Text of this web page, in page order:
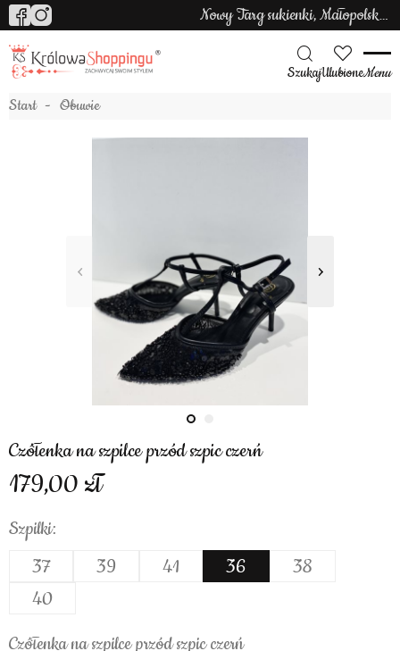
Nowy Targ sukienki, Małopolska sukienki
SzukajUlubioneMenu
Start Obuwie
Czółenka na szpilce przód szpic czerń
179,00
Szpilki:
37 39 41 36
38
40
Czółenka na szpilce przód szpic czerń